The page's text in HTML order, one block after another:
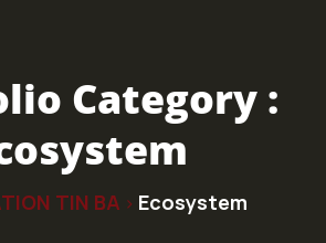
Category :
TIN BA > Ecosystem